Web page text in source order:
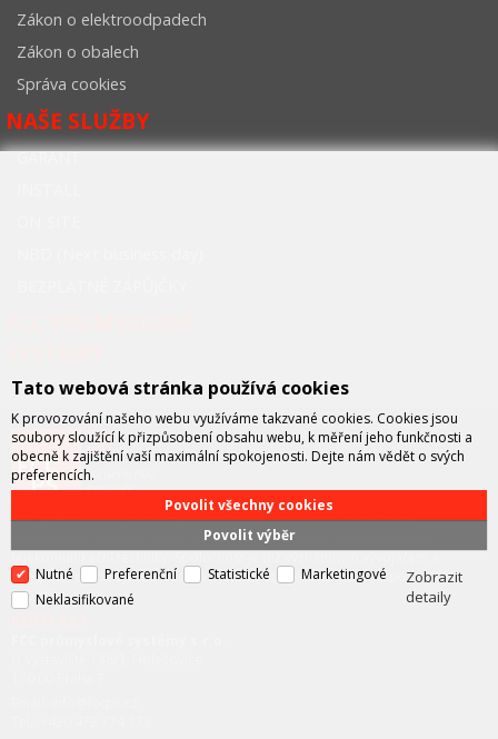
Zákon o elektroodpadech
Zákon o obalech
Správa cookies
NAŠE SLUŽBY
GARANT
FCC průmyslové systémyje technicko – obchodní společností,
zastupující významné výrobce v oblasti průmyslové automatizace a
telekomunikační techniky. Společnost je též významným vývojářem a
integrátorem se specializací na systémy strojového vidění a pokročilé
robotiky.
Tato webová stránka používá cookies
K provozování našeho webu využíváme takzvané cookies. Cookies jsou
soubory sloužící k přizpůsobení obsahu webu, k měření jeho funkčnosti a
obecně k zajištění vaší maximální spokojenosti. Dejte nám vědět o svých
preferencích.
Povolit výběr
Povolit všechny cookies
Nutné Preferenční Statistické
Marketingové
Neklasifikované
Zobrazit
detaily